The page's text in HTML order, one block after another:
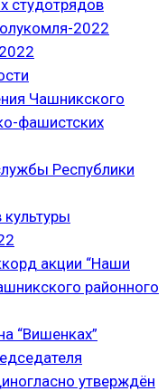
студотрядов
2022
Чашникского
фашистских
Республики
акции “Наши
районного
“Вишенках”
утверждён